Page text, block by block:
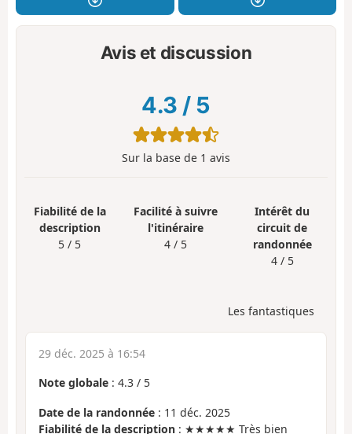
Avis et discussion
4.3 / 5
Sur la base de 1 avis
Fiabilité de la
description
5 / 5
Facilité à suivre
l'itinéraire
4 / 5
Intérêt du
circuit de
randonnée
4 / 5
Les fantastiques
29 déc. 2025 à 16:54
Note globale : 4.3 / 5
Date de la randonnée : 11 déc. 2025
Fiabilité de la description : ★★★★★ Très bien